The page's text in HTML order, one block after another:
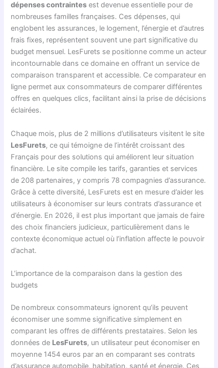
dépenses contraintes est devenue essentielle pour de
nombreuses familles françaises. Ces dépenses, qui
englobent les assurances, le logement, l’énergie et d’autres
frais fixes, représentent souvent une part significative du
budget mensuel. LesFurets se positionne comme un acteur
incontournable dans ce domaine en offrant un service de
comparaison transparent et accessible. Ce comparateur en
ligne permet aux consommateurs de comparer différentes
offres en quelques clics, facilitant ainsi la prise de décisions
éclairées.
Chaque mois, plus de 2 millions d’utilisateurs visitent le site
LesFurets, ce qui témoigne de l’intérêt croissant des
Français pour des solutions qui améliorent leur situation
financière. Le site compile les tarifs, garanties et services
de 208 partenaires, y compris 78 compagnies d’assurance.
Grâce à cette diversité, LesFurets est en mesure d’aider les
utilisateurs à économiser sur leurs contrats d’assurance et
d’énergie. En 2026, il est plus important que jamais de faire
des choix financiers judicieux, particulièrement dans le
contexte économique actuel où l’inflation affecte le pouvoir
d’achat.
L’importance de la comparaison dans la gestion des
budgets
De nombreux consommateurs ignorent qu’ils peuvent
économiser une somme significative simplement en
comparant les offres de différents prestataires. Selon les
données de LesFurets, un utilisateur peut économiser en
moyenne 1454 euros par an en comparant ses contrats
d’assurance automobile, habitation, santé et énergie. Ces